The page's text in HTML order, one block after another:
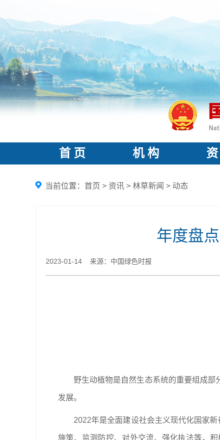
首 页 机 构
当前位置： 首页 > 资讯 > 林草新闻 > 动态
年度盘
2023-01-14 来源：中国绿色时报
野生动植物是自然生态系统的重要组成
发展。
2022年是全面建设社会主义现代化国家
施策、监测防控、对外交流、强化执法等，